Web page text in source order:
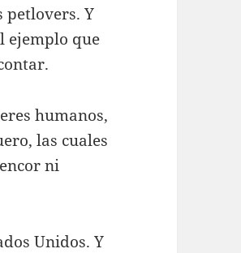
petlovers. Y
ejemplo que
humanos,
las cuales
ni
Unidos. Y